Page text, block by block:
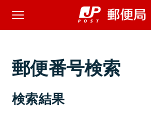
郵便番号検索
検索結果